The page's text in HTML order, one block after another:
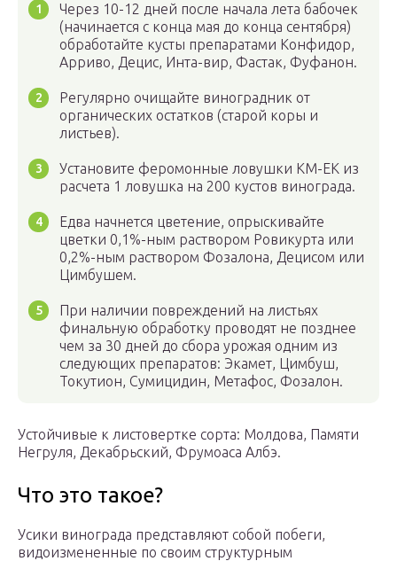
Через 10-12 дней после начала лета бабочек
(начинается с конца мая до конца сентября)
обработайте кусты препаратами Конфидор,
Арриво, Децис, Инта-вир, Фастак, Фуфанон.
Регулярно очищайте виноградник от
органических остатков (старой коры и
листьев).
Установите феромонные ловушки КМ-ЕК из
расчета 1 ловушка на 200 кустов винограда.
Едва начнется цветение, опрыскивайте
цветки 0,1%-ным раствором Ровикурта или
0,2%-ным раствором Фозалона, Децисом или
Цимбушем.
При наличии повреждений на листьях
финальную обработку проводят не позднее
чем за 30 дней до сбора урожая одним из
следующих препаратов: Экамет, Цимбуш,
Токутион, Сумицидин, Метафос, Фозалон.
Устойчивые к листовертке сорта: Молдова, Памяти
Негруля, Декабрьский, Фрумоаса Албэ.
Что это такое?
Усики винограда представляют собой побеги,
видоизмененные по своим структурным